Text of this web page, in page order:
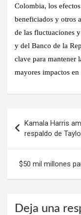
Colombia, los
beneficiados y otros
de las fluctuaciones
y del Banco de la
clave para mantener
mayores impactos
de
entradas
Kamala Harris
respaldo de
$50 mil millones
Deja una